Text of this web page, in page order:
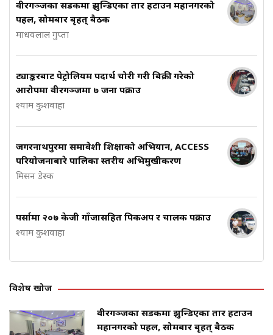
वीरगञ्जका सडकमा झुन्डिएका तार हटाउन महानगरको
पहल, सोमबार बृहत् बैठक
माधवलाल गुप्ता
ट्याङ्करबाट पेट्रोलियम पदार्थ चोरी गरी बिक्री गरेको
आरोपमा वीरगञ्जमा ७ जना पक्राउ
श्याम कुशवाहा
जगरनाथपुरमा समावेशी शिक्षाको अभियान, ACCESS
परियोजनाबारे पालिका स्तरीय अभिमुखीकरण
मिसन डेस्क
पर्सामा २०७ केजी गाँजासहित पिकअप र चालक पक्राउ
श्याम कुशवाहा
विशेष खोज
वीरगञ्जका सडकमा झुन्डिएका तार हटाउन
महानगरको पहल, सोमबार बृहत् बैठक